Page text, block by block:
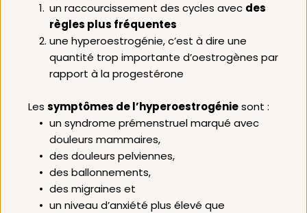
un raccourcissement des cycles avec des
règles plus fréquentes
une hyperoestrogénie, c’est à dire une
quantité trop importante d’oestrogènes par
rapport à la progestérone
Les symptômes de l’hyperoestrogénie sont :
un syndrome prémenstruel marqué avec
douleurs mammaires,
des douleurs pelviennes,
des ballonnements,
des migraines et
un niveau d’anxiété plus élevé que